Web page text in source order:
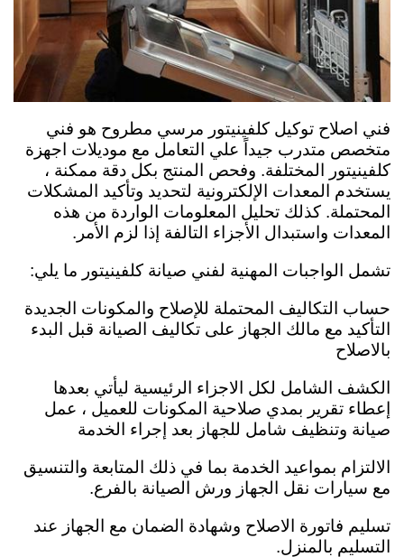
فني اصلاح توكيل كلفينيتور مرسي مطروح هو فني
متخصص متدرب جيداً علي التعامل مع موديلات اجهزة
كلفينيتور المختلفة. وفحص المنتج بكل دقة ممكنة ،
يستخدم المعدات الإلكترونية لتحديد وتأكيد المشكلات
المحتملة. كذلك تحليل المعلومات الواردة من هذه
المعدات واستبدال الأجزاء التالفة إذا لزم الأمر.
تشمل الواجبات المهنية لفني صيانة كلفينيتور ما يلي:
حساب التكاليف المحتملة للإصلاح والمكونات الجديدة
التأكيد مع مالك الجهاز على تكاليف الصيانة قبل البدء
بالاصلاح
الكشف الشامل لكل الاجزاء الرئيسية ليأتي بعدها
إعطاء تقرير بمدي صلاحية المكونات للعميل ، عمل
صيانة وتنظيف شامل للجهاز بعد إجراء الخدمة
الالتزام بمواعيد الخدمة بما في ذلك المتابعة والتنسيق
مع سيارات نقل الجهاز ورش الصيانة بالفرع.
تسليم فاتورة الاصلاح وشهادة الضمان مع الجهاز عند
التسليم بالمنزل.